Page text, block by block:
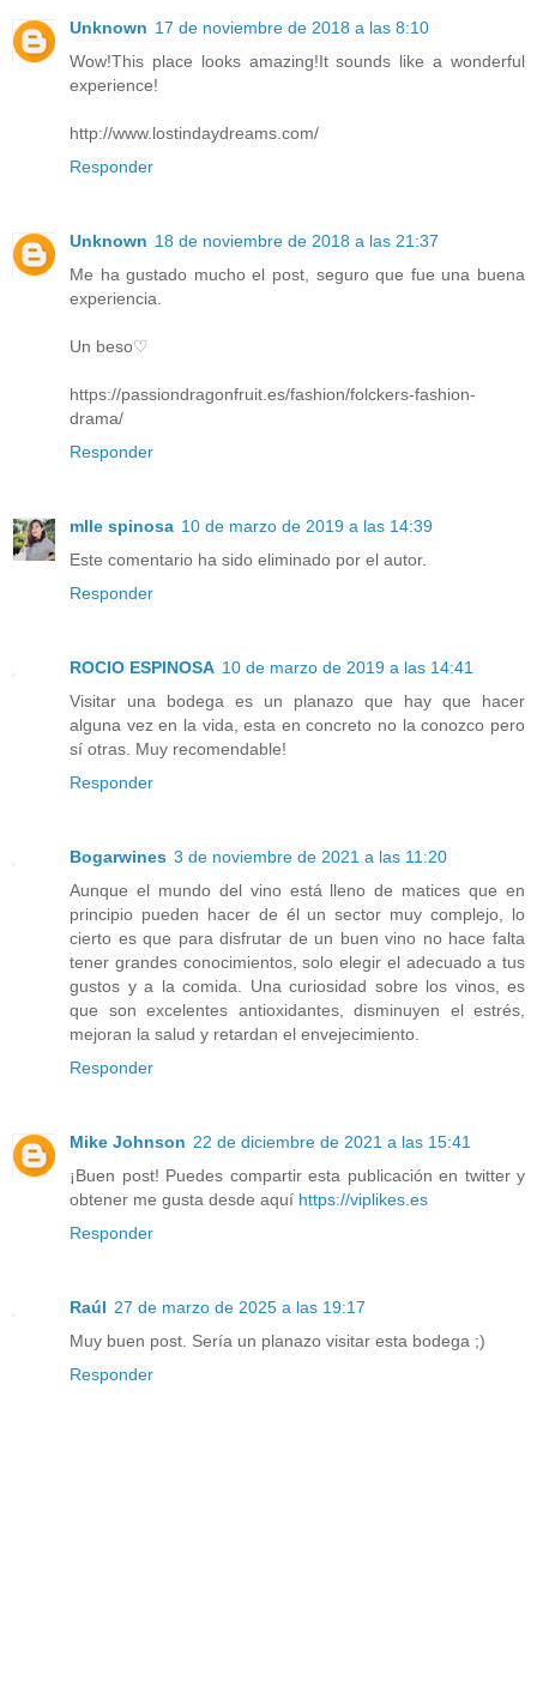
Unknown 17 de noviembre de 2018 a las 8:10
Wow!This place looks amazing!It sounds like a wonderful
experience!
http://www.lostindaydreams.com/
Responder
Unknown 18 de noviembre de 2018 a las 21:37
Me ha gustado mucho el post, seguro que fue una buena
experiencia.
Un beso♡
https://passiondragonfruit.es/fashion/folckers-fashion-
drama/
Responder
mlle spinosa 10 de marzo de 2019 a las 14:39
Este comentario ha sido eliminado por el autor.
Responder
ROCIO ESPINOSA 10 de marzo de 2019 a las 14:41
Visitar una bodega es un planazo que hay que hacer
alguna vez en la vida, esta en concreto no la conozco pero
sí otras. Muy recomendable!
Responder
Bogarwines 3 de noviembre de 2021 a las 11:20
Aunque el mundo del vino está lleno de matices que en
principio pueden hacer de él un sector muy complejo, lo
cierto es que para disfrutar de un buen vino no hace falta
tener grandes conocimientos, solo elegir el adecuado a tus
gustos y a la comida. Una curiosidad sobre los vinos, es
que son excelentes antioxidantes, disminuyen el estrés,
mejoran la salud y retardan el envejecimiento.
Responder
Mike Johnson 22 de diciembre de 2021 a las 15:41
¡Buen post! Puedes compartir esta publicación en twitter y
obtener me gusta desde aquí https://viplikes.es
Responder
Raúl 27 de marzo de 2025 a las 19:17
Muy buen post. Sería un planazo visitar esta bodega ;)
Responder